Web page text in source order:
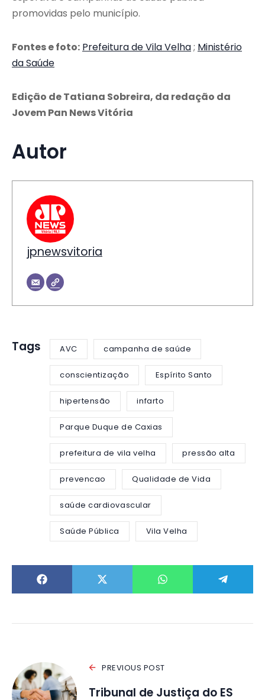
promovidas pelo município.
Fontes e foto: Prefeitura de Vila Velha; Ministério
da Saúde
Edição de Tatiana Sobreira, da redação da
Jovem Pan News Vitória
Autor
jpnewsvitoria
Tags AVC campanha de saúde
conscientização Espírito Santo
hipertensão infarto
Parque Duque de Caxias
prefeitura de vila velha pressão alta
prevencao Qualidade de Vida
saúde cardiovascular
Saúde Pública Vila Velha
PREVIOUS POST
Tribunal de Justiça do ES